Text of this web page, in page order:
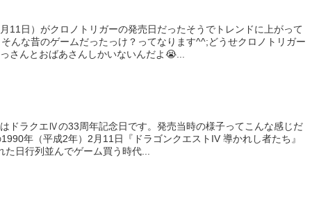
11日）がクロノトリガーの発売日だったそうでトレンドに上がって
んな昔のゲームだったっけ？ってなります^^;どうせクロノトリガー
さんとおばあさんしかいないんだよ😭...
ドラクエⅣの33周年記念日です。発売当時の様子ってこんな感じだ
年（平成2年）2月11日『ドラゴンクエストIV 導かれし者たち』
た日行列並んでゲーム買う時代...